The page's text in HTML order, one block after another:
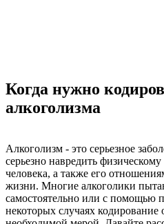
Когда нужно
алкоголизма
Алкоголизм - это серьезное
серьезно навредить
человека, а также его
жизни. Многие алкоголики
самостоятельно или с помощью
некоторых случаях кодирование